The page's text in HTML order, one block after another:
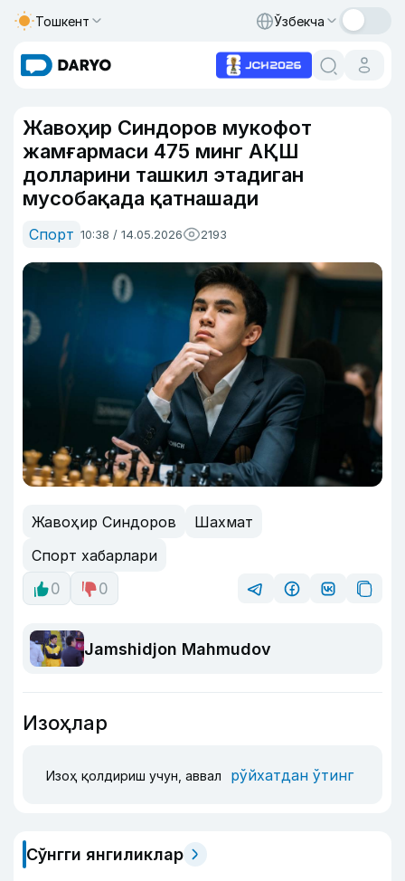
Тошкент Ўзбекча
Жавоҳир Синдоров мукофот
жамғармаси 475 минг АҚШ
долларини ташкил этадиган
мусобақада қатнашади
Спорт 10:38 / 14.05.2026 2193
Жавоҳир Синдоров
Шахмат
Спорт хабарлари
0
0
Jamshidjon Mahmudov
Изоҳлар
Изоҳ қолдириш учун, аввал рўйхатдан ўтинг
Сўнгги янгиликлар